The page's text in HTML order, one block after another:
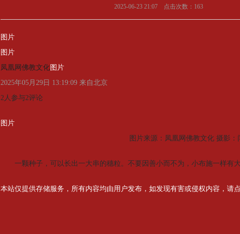
2025-06-23 21:07 点击次数：163
图片
图片
凤凰网佛教文化图片
2025年05月29日 13:19:09 来自北京
2人参与2评论
图片
图片来源：凤凰网佛教文化 摄影：
一颗种子，可以长出一大串的穗粒。不要因善小而不为，小布施一样有大
本站仅提供存储服务，所有内容均由用户发布，如发现有害或侵权内容，请点